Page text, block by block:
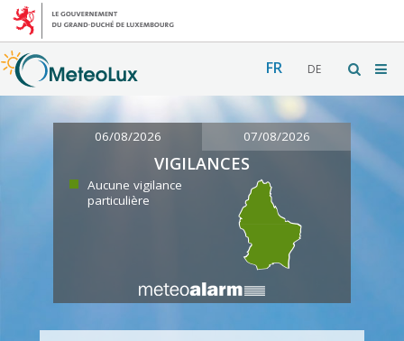
FR DE
06/08/2026 07/08/2026
VIGILANCES
Aucune vigilance
particulière